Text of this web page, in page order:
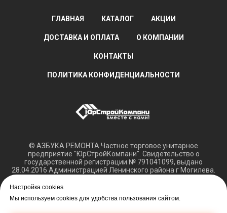
Настройка cookies
Мы используем cookies для удобства пользования сайтом.
ГЛАВНАЯ КАТАЛОГ АКЦИИ
ДОСТАВКА И ОПЛАТА О КОМПАНИИ
КОНТАКТЫ
ПОЛИТИКА КОНФИДЕНЦИАЛЬНОСТИ
© АЗБУКА РЕМОНТА Частное торговое унитарное
предприятие "ЮрСтройКомпани". Свидетельство о
государственной регистрации № 791041099, выдано
28.04.2016 Администрацией Ленинского района г Могилева.
Обращаем ваше внимание, что вся представленная
информация касающаяся технических характеристик,